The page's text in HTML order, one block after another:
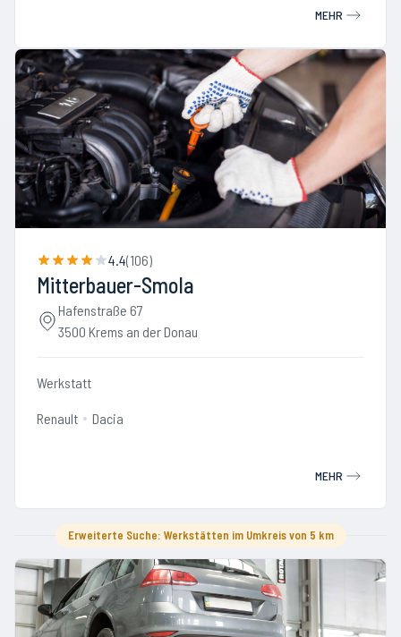
MEHR
4.4(106)
Mitterbauer-Smola
Hafenstraße 67
3500 Krems an der Donau
Werkstatt
Renault Dacia
MEHR
Erweiterte Suche: Werkstätten im Umkreis von 5 km